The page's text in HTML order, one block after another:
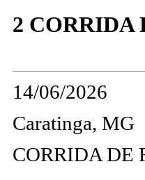
2 CORRIDA
14/06/2026
Caratinga, MG
CORRIDA DE